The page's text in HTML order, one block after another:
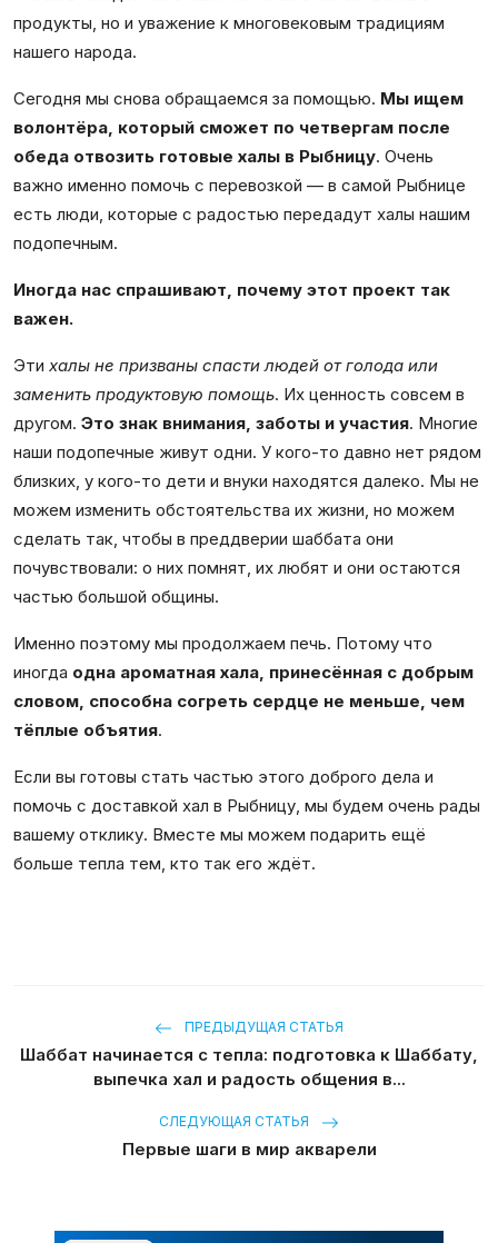
продукты, но и уважение к многовековым традициям
нашего народа.
Сегодня мы снова обращаемся за помощью. Мы ищем
волонтёра, который сможет по четвергам после
обеда отвозить готовые халы в Рыбницу. Очень
важно именно помочь с перевозкой — в самой Рыбнице
есть люди, которые с радостью передадут халы нашим
подопечным.
Иногда нас спрашивают, почему этот проект так
важен.
Эти халы не призваны спасти людей от голода или
заменить продуктовую помощь. Их ценность совсем в
другом. Это знак внимания, заботы и участия. Многие
наши подопечные живут одни. У кого-то давно нет рядом
близких, у кого-то дети и внуки находятся далеко. Мы не
можем изменить обстоятельства их жизни, но можем
сделать так, чтобы в преддверии шаббата они
почувствовали: о них помнят, их любят и они остаются
частью большой общины.
Именно поэтому мы продолжаем печь. Потому что
иногда одна ароматная хала, принесённая с добрым
словом, способна согреть сердце не меньше, чем
тёплые объятия.
Если вы готовы стать частью этого доброго дела и
помочь с доставкой хал в Рыбницу, мы будем очень рады
вашему отклику. Вместе мы можем подарить ещё
больше тепла тем, кто так его ждёт.
ПРЕДЫДУЩАЯ СТАТЬЯ
Шаббат начинается с тепла: подготовка к Шаббату,
выпечка хал и радость общения в...
СЛЕДУЮЩАЯ СТАТЬЯ
Первые шаги в мир акварели